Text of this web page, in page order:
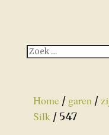
Home/ garen/
Silk/ 547